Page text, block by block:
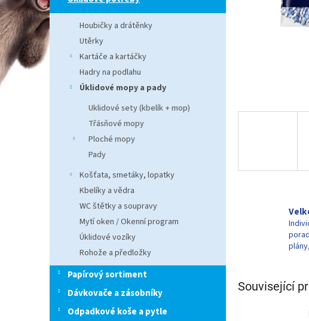
n
e
l
Houbičky a drátěnky
Utěrky
Kartáče a kartáčky
Hadry na podlahu
Úklidové mopy a pady
Uklidové sety (kbelík + mop)
Třásňové mopy
Ploché mopy
Pady
Košťata, smetáky, lopatky
Kbelíky a vědra
WC štětky a soupravy
Mytí oken / Okenní program
Úklidové vozíky
Rohože a předložky
Papírový sortiment
Dávkovače a zásobníky
Odpadkové koše a pytle
Související